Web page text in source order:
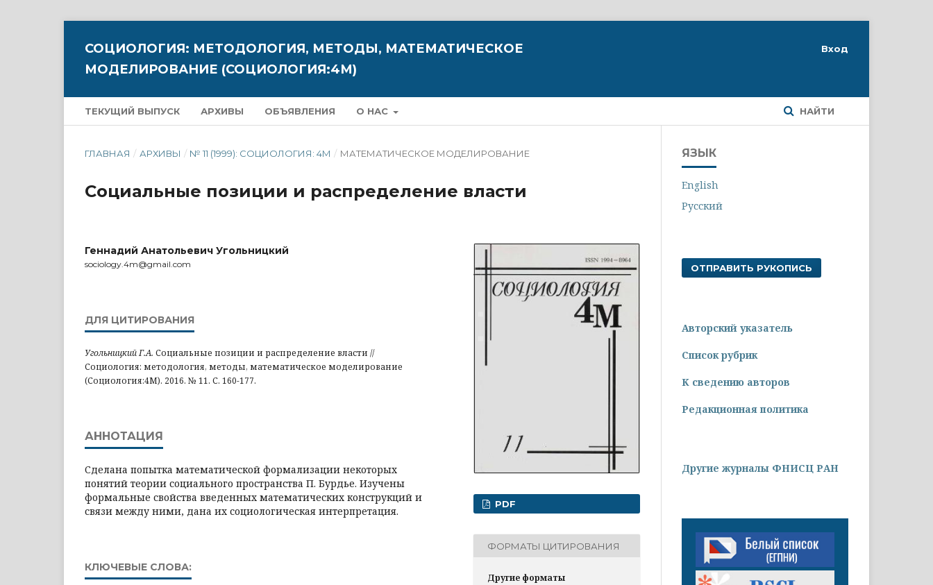
СОЦИОЛОГИЯ: МЕТОДОЛОГИЯ, МЕТОДЫ, МАТЕМАТИЧЕСКОЕ
МОДЕЛИРОВАНИЕ (СОЦИОЛОГИЯ:4М)
ТЕКУЩИЙ ВЫПУСК АРХИВЫ ОБЪЯВЛЕНИЯ О НАС НАЙТИ
Вход
ГЛАВНАЯ / АРХИВЫ / № 11 (1999): СОЦИОЛОГИЯ: 4М / МАТЕМАТИЧЕСКОЕ МОДЕЛИРОВАНИЕ
Социальные позиции и распределение власти
Геннадий Анатольевич Угольницкий
sociology.4m@gmail.com
ДЛЯ ЦИТИРОВАНИЯ
Угольницкий Г.А. Социальные позиции и распределение власти //
Социология: методология, методы, математическое моделирование
(Социология:4М). 2016. № 11. С. 160-177.
АННОТАЦИЯ
Сделана попытка математической формализации некоторых
понятий теории социального пространства П. Бурдье. Изучены
формальные свойства введенных математических конструкций и
связи между ними, дана их социологическая интерпретация.
КЛЮЧЕВЫЕ СЛОВА:
PDF
ФОРМАТЫ ЦИТИРОВАНИЯ
Другие форматы
ЯЗЫК
English
Русский
ОТПРАВИТЬ РУКОПИСЬ
Авторский указатель
Список рубрик
К сведению авторов
Редакционная политика
Другие журналы ФНИСЦ РАН